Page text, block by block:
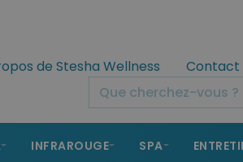
de Stesha Wellness Contact
INFRAROUGE SPA